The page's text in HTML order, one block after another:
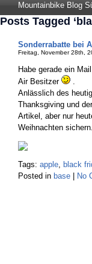
Mountainbike Blog
Posts Tagged
Sonderrabatte bei
Freitag, November 28th,
Habe gerade ein
Air Besitzer
.
Anlässlich des
Thanksgiving und
Artikel, aber nur
Weihnachten sichern.
Tags: apple, black
Posted in base No